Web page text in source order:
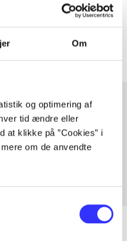
Om
og optimering af
tid ændre eller
klikke på ”Cookies” i
om de anvendte